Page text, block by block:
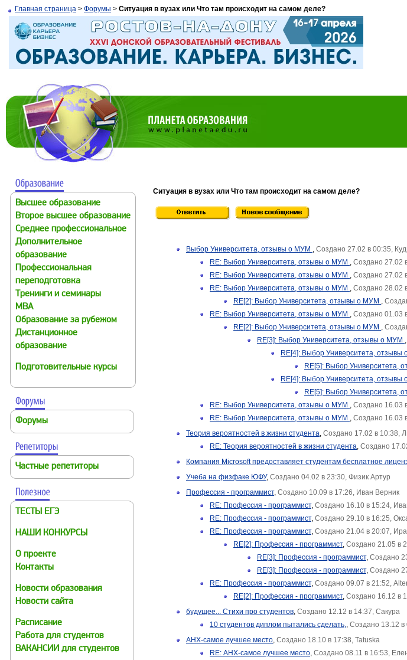
Главная страница > Форумы > Ситуация в вузах или Что там происходит на самом деле?
Высшее образование
Второе высшее образование
Среднее профессиональное
Дополнительное
образование
Профессиональная
переподготовка
Тренинги и семинары
MBA
Образование за рубежом
Дистанционное
образование
Подготовительные курсы
Форумы
Частные репетиторы
ТЕСТЫ ЕГЭ
НАШИ КОНКУРСЫ
О проекте
Контакты
Новости образования
Новости сайта
Расписание
Работа для студентов
ВАКАНСИИ для студентов
Ситуация в вузах или Что там происходит на самом деле?
Выбор Университета, отзывы о МУМ , Создано 27.02 в 00:35,
RE: Выбор Университета, отзывы о МУМ , Создано 27.02
RE: Выбор Университета, отзывы о МУМ , Создано 27.02
RE: Выбор Университета, отзывы о МУМ , Создано 28.02
RE[2]: Выбор Университета, отзывы о МУМ ,
RE: Выбор Университета, отзывы о МУМ , Создано 01.03
RE[2]: Выбор Университета, отзывы о МУМ ,
RE[3]: Выбор Университета, отзывы о МУМ ,
RE[4]: Выбор Университета, отзывы
RE[5]: Выбор Университета,
RE[4]: Выбор Университета, отзывы
RE[5]: Выбор Университета,
RE: Выбор Университета, отзывы о МУМ , Создано 16.03
RE: Выбор Университета, отзывы о МУМ , Создано 16.03
Теория вероятностей в жизни студента, Создано 17.02 в 10:38,
RE: Теория вероятностей в жизни студента, Создано
Компания Microsoft предоставляет студентам бесплатное
Учеба на физфаке ЮФУ, Создано 04.02 в 23:30, Физик Артур
Профессия - программист, Создано 10.09 в 17:26, Иван Верник
RE: Профессия - программист, Создано 16.10 в 15:24,
RE: Профессия - программист, Создано 29.10 в 16:25,
RE: Профессия - программист, Создано 21.04 в 20:07, Ира
RE[2]: Профессия - программист, Создано 21.05 в
RE[3]: Профессия - программист, Создано
RE[3]: Профессия - программист, Создано
RE: Профессия - программист, Создано 09.07 в 21:52,
RE[2]: Профессия - программист, Создано 16.12 в
будущее... Cтихи про студентов, Создано 12.12 в 14:37, Сакура
10 студентов диплом пытались сделать,, Создано 13.12 в
АНХ-самое лучшее место, Создано 18.10 в 17:38, Tatuska
RE: АНХ-самое лучшее место, Создано 08.11 в 16:53,